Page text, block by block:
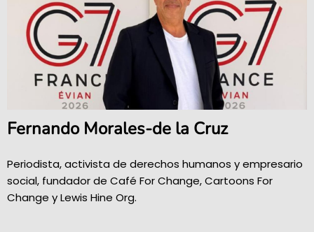
Fernando Morales-de la Cruz
Periodista, activista de derechos humanos y empresario
social, fundador de Café For Change, Cartoons For
Change y Lewis Hine Org.